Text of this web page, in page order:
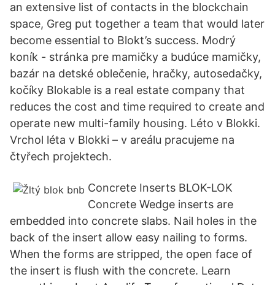
an extensive list of contacts in the blockchain
space, Greg put together a team that would later
become essential to Blokt’s success. Modrý
koník - stránka pre mamičky a budúce mamičky,
bazár na detské oblečenie, hračky, autosedačky,
kočíky Blokable is a real estate company that
reduces the cost and time required to create and
operate new multi-family housing. Léto v Blokki.
Vrchol léta v Blokki – v areálu pracujeme na
čtyřech projektech.
Concrete Inserts BLOK-LOK
Concrete Wedge inserts are
embedded into concrete slabs. Nail holes in the
back of the insert allow easy nailing to forms.
When the forms are stripped, the open face of
the insert is flush with the concrete. Learn